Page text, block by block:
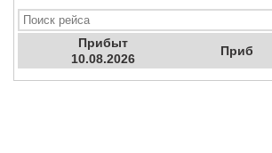
Прибыт
10.08.2026
Приб